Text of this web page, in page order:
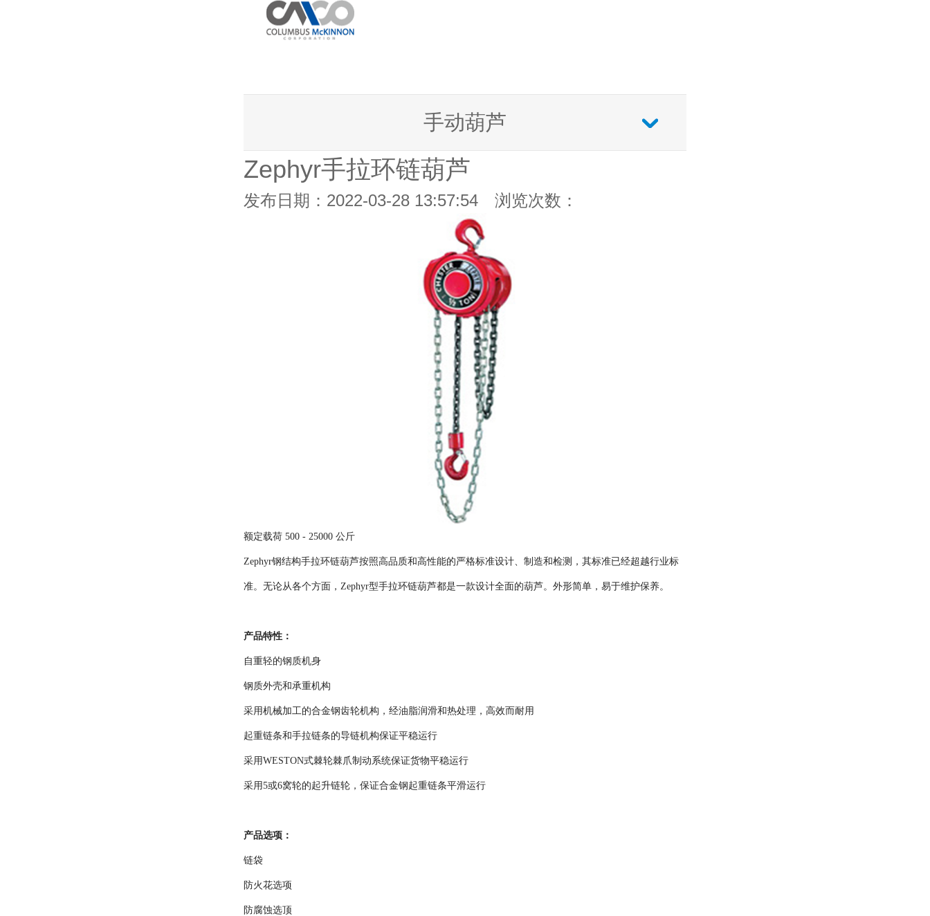
手动葫芦
Zephyr手拉环链葫芦
发布日期：2022-03-28 13:57:54 浏览次数：
额定载荷 500 - 25000 公斤
Zephyr钢结构手拉环链葫芦按照高品质和高性能的严格标准设计、制造和检测，其标准已经超越行业标
准。无论从各个方面，Zephyr型手拉环链葫芦都是一款设计全面的葫芦。外形简单，易于维护保养。
产品特性：
自重轻的钢质机身
钢质外壳和承重机构
采用机械加工的合金钢齿轮机构，经油脂润滑和热处理，高效而耐用
起重链条和手拉链条的导链机构保证平稳运行
采用WESTON式棘轮棘爪制动系统保证货物平稳运行
采用5或6窝轮的起升链轮，保证合金钢起重链条平滑运行
产品选项：
链袋
防火花选项
防腐蚀选顶